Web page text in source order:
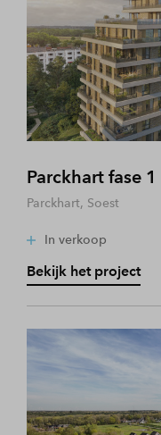
Parckhart fase 1
Parckhart, Soest
In verkoop
Bekijk het project